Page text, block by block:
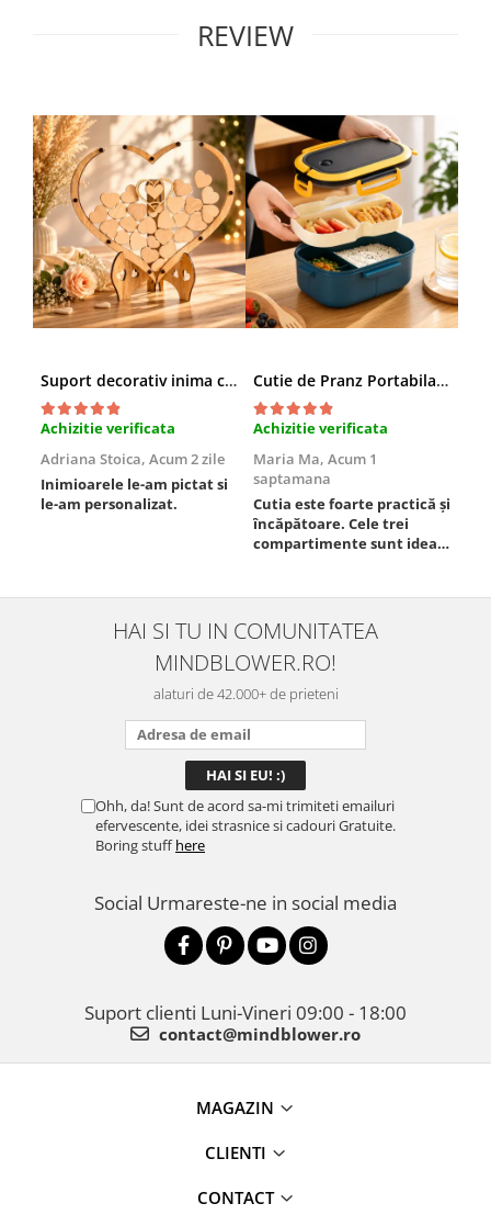
REVIEW
Suport decorativ inima cu mesaje, Cadou cu suflet
Achizitie verificata
Adriana Stoica, Acum 2 zile
Inimioarele le-am pictat si
le-am personalizat.
Cutie de Pranz Portabila cu Compartimente
Achizitie verificata
Maria Ma, Acum 1
saptamana
Cutia este foarte practică și
încăpătoare. Cele trei
compartimente sunt ideale
este sigură, fără scurgeri. O
folosesc aproape zilnic la
serviciu și sunt foarte
mulțumită.
HAI SI TU IN COMUNITATEA
MINDBLOWER.RO!
alaturi de 42.000+ de prieteni
Ohh, da! Sunt de acord sa-mi trimiteti emailuri
efervescente, idei strasnice si cadouri Gratuite.
Boring stuffhere
Social Urmareste-ne in social media
Suport clienti Luni-Vineri 09:00 - 18:00
contact@mindblower.ro
MAGAZIN
CLIENTI
CONTACT